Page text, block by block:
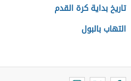
تاريخ بداية كرة القدم
التهاب بالبول